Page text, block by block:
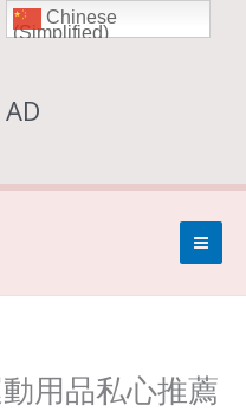
Chinese
(Simplified)
AD
用品私心推薦